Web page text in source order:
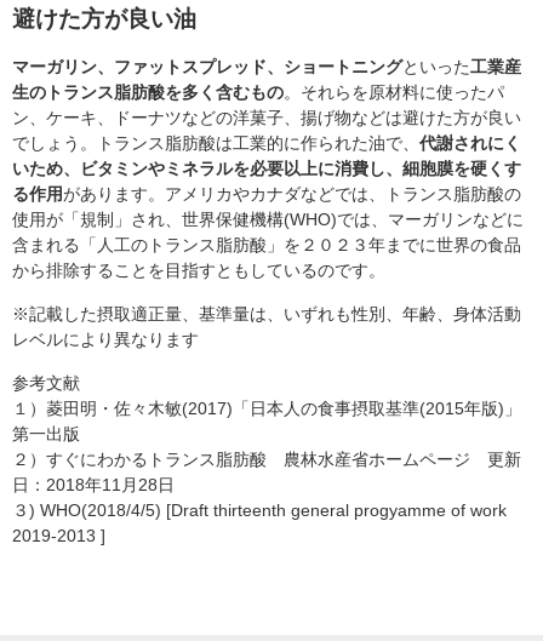
避けた方が良い油
マーガリン、ファットスプレッド、ショートニングといった工業産
生のトランス脂肪酸を多く含むもの。それらを原材料に使ったパ
ン、ケーキ、ドーナツなどの洋菓子、揚げ物などは避けた方が良い
でしょう。トランス脂肪酸は工業的に作られた油で、 代謝されにく
いため、ビタミンやミネラルを必要以上に消費し、細胞膜を硬くす
る作用があります。アメリカやカナダなどでは、トランス脂肪酸の
使用が「規制」され、世界保健機構(WHO)では、マーガリンなどに
含まれる「人工のトランス脂肪酸」を２０２３年までに世界の食品
から排除することを目指すともしているのです。
※記載した摂取適正量、基準量は、いずれも性別、年齢、身体活動
レベルにより異なります
参考文献
１）菱田明・佐々木敏(2017)「日本人の食事摂取基準(2015年版)」
第一出版
２）すぐにわかるトランス脂肪酸 農林水産省ホームページ 更新
日：2018年11月28日
３) WHO(2018/4/5) [Draft thirteenth general progyamme of work
2019-2013 ]